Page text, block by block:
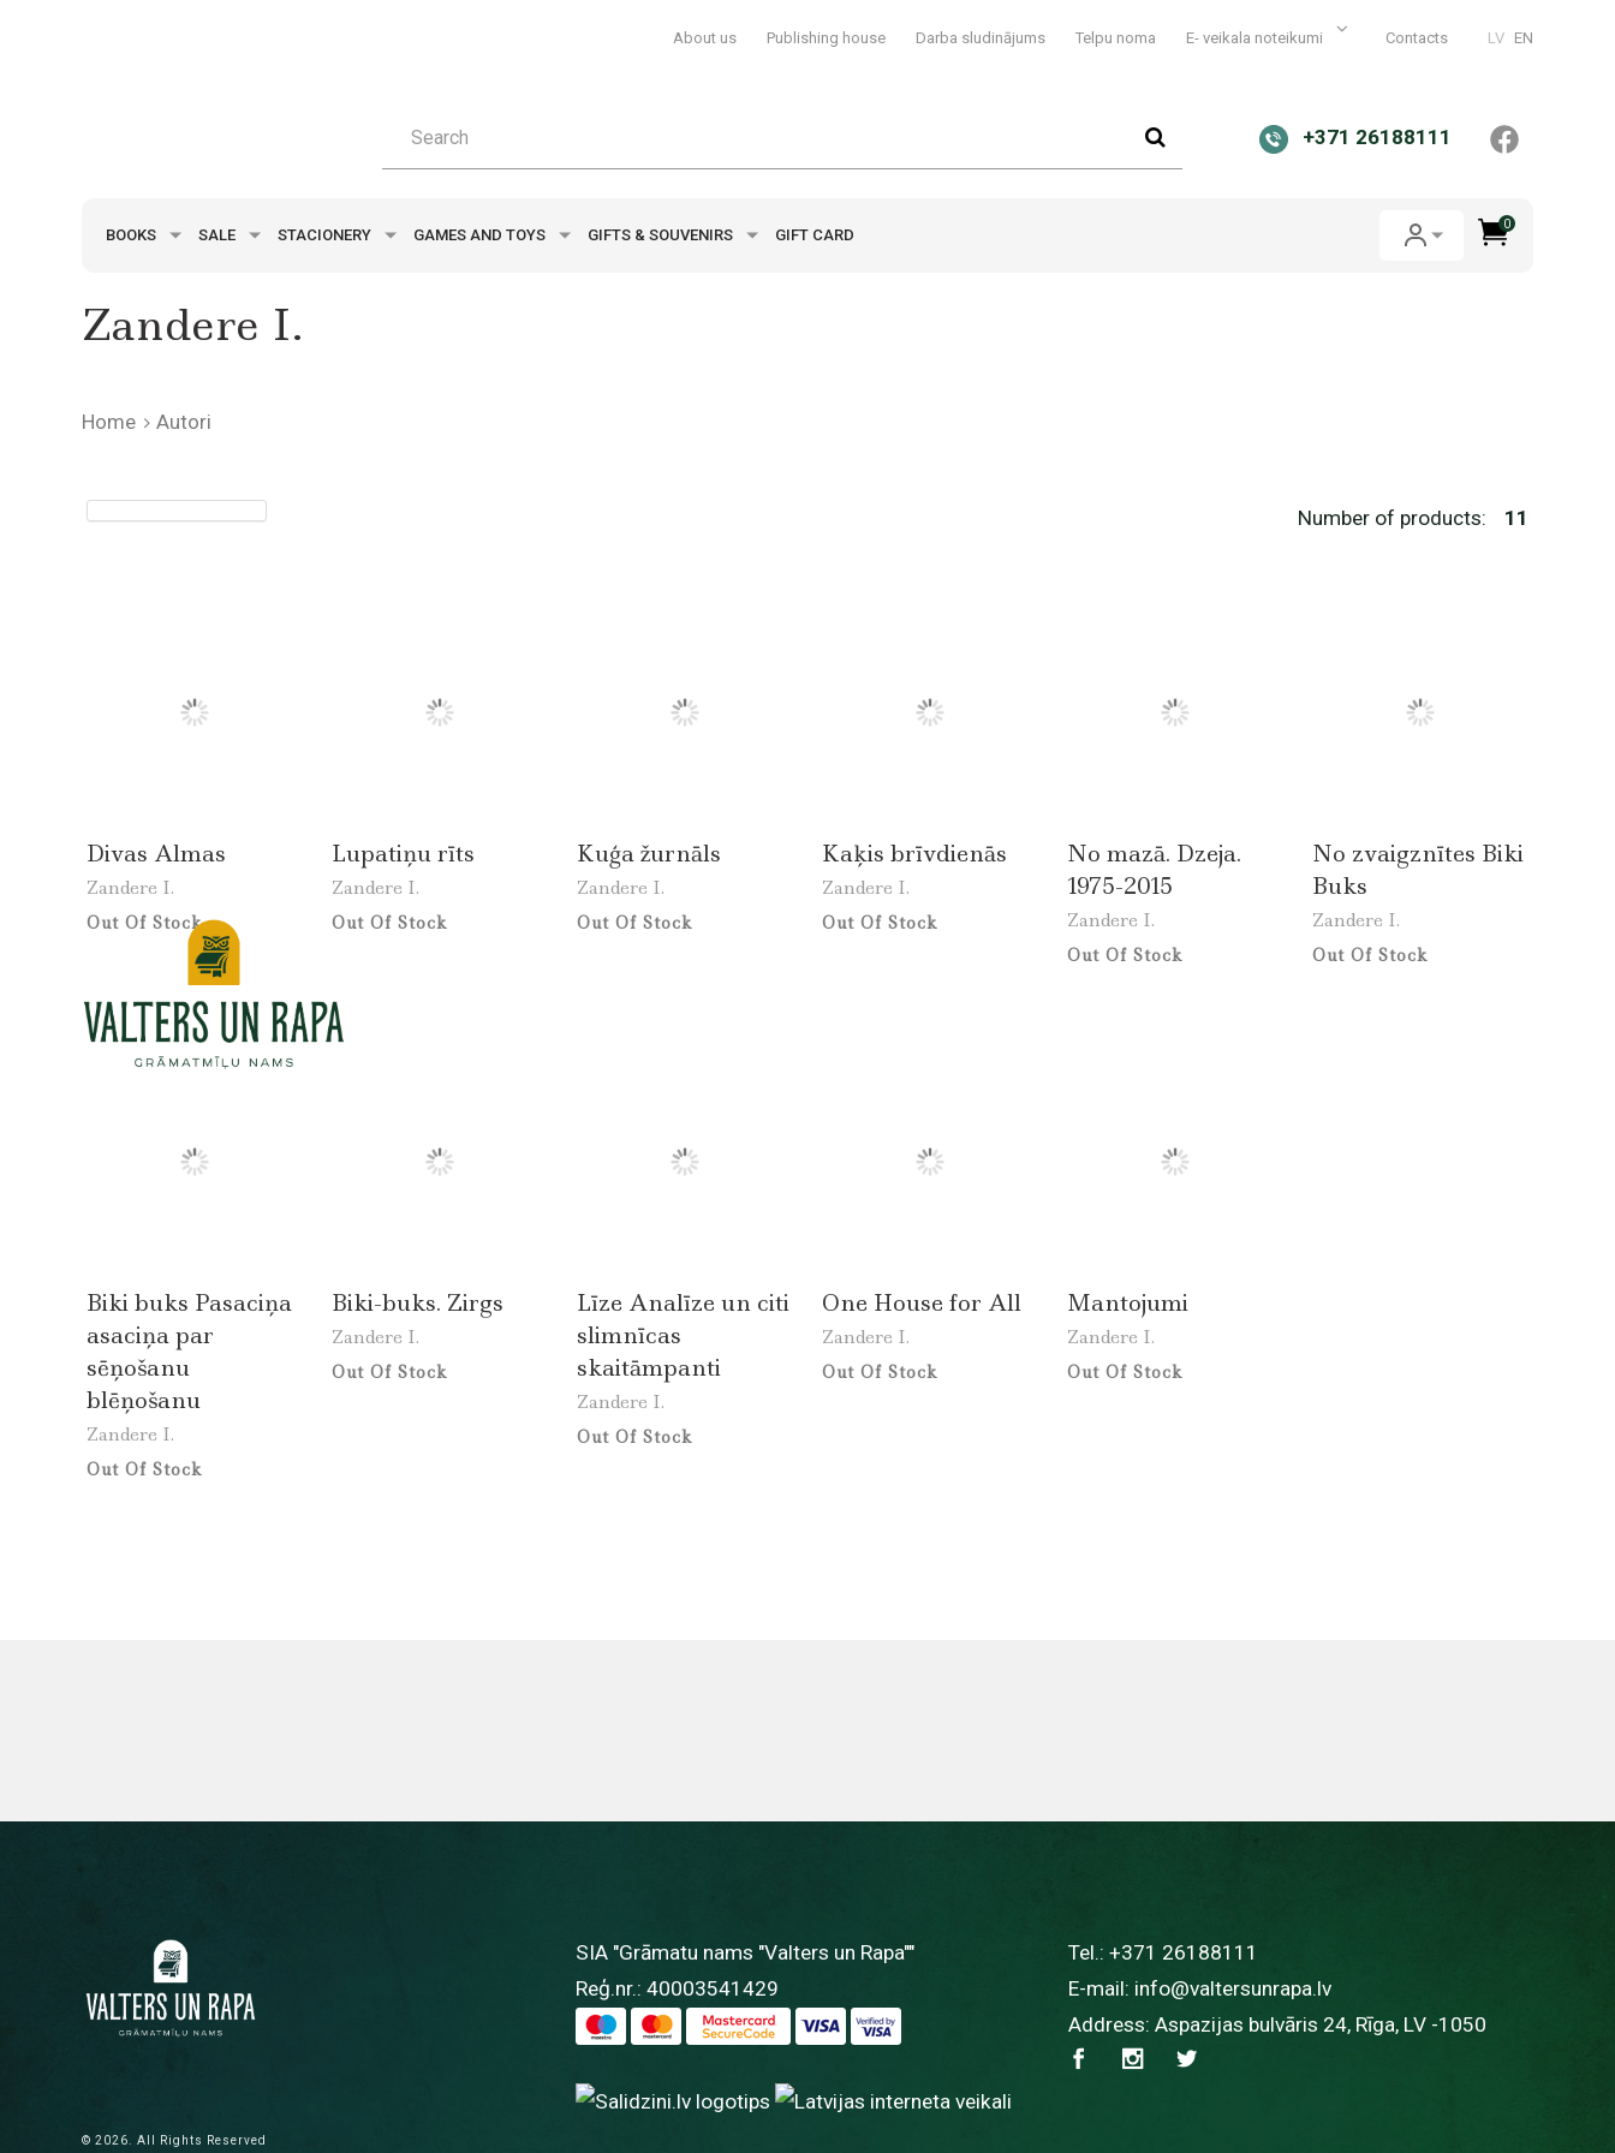
About us Publishing house Darba sludinājums Telpu noma E- veikala noteikumi Contacts LV EN
+371 26188111
BOOKS SALE STACIONERY GAMES AND TOYS GIFTS & SOUVENIRS GIFT CARD
0
Zandere I.
Home Autori
Number of products: 11
Divas Almas
Zandere I.
Out Of Stock
Lupatiņu rīts
Zandere I.
Out Of Stock
Kuģa žurnāls
Zandere I.
Out Of Stock
Kaķis brīvdienās
Zandere I.
Out Of Stock
No mazā. Dzeja.
1975-2015
Zandere I.
Out Of Stock
No zvaigznītes Biki
Buks
Zandere I.
Out Of Stock
Biki buks Pasaciņa
asaciņa par
sēņošanu
blēņošanu
Zandere I.
Out Of Stock
Biki-buks. Zirgs
Zandere I.
Out Of Stock
Līze Analīze un citi
slimnīcas
skaitāmpanti
Zandere I.
Out Of Stock
One House for All
Zandere I.
Out Of Stock
Mantojumi
Zandere I.
Out Of Stock
SIA "Grāmatu nams "Valters un Rapa""
Reģ.nr.: 40003541429
Tel.:+371 26188111
E-mail: info@valtersunrapa.lv
Address: Aspazijas bulvāris 24, Rīga, LV -1050
© 2026. All Rights Reserved